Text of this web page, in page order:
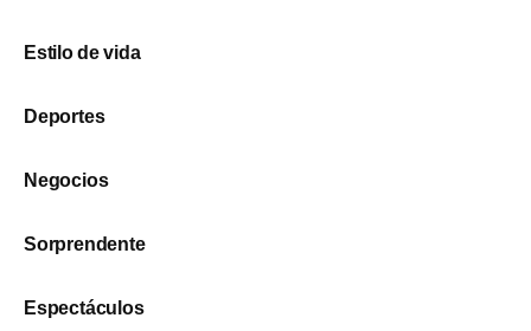
Estilo de vida
Deportes
Negocios
Sorprendente
Espectáculos